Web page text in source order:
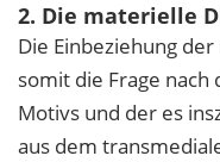
2. Die materielle
Die Einbeziehung
somit die Frage
Motivs und der es
aus dem